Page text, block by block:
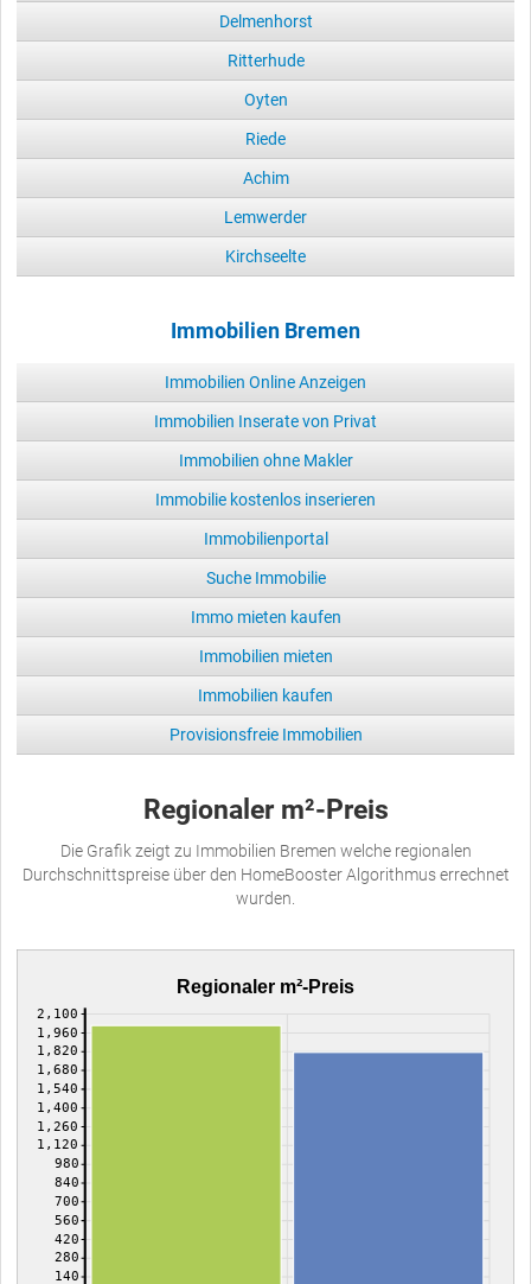
Delmenhorst
Ritterhude
Oyten
Riede
Achim
Lemwerder
Kirchseelte
Immobilien Bremen
Immobilien Online Anzeigen
Immobilien Inserate von Privat
Immobilien ohne Makler
Immobilie kostenlos inserieren
Immobilienportal
Suche Immobilie
Immo mieten kaufen
Immobilien mieten
Immobilien kaufen
Provisionsfreie Immobilien
Regionaler m²-Preis
Die Grafik zeigt zu Immobilien Bremen welche regionalen
Durchschnittspreise über den HomeBooster Algorithmus errechnet
wurden.
Regionaler m²-Preis
140
280
420
560
700
840
980
1,120
1,260
1,400
1,540
1,680
1,820
1,960
2,100